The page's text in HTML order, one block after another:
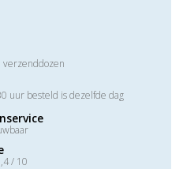
verzenddozen
uur besteld is dezelfde dag
/ 10